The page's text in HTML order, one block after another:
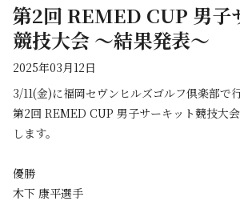
第2回 REMED CUP 男子
競技大会 〜結果発表〜
2025年03月12日
3/11(金)に福岡セヴンヒルズゴルフ倶楽部で
第2回 REMED CUP 男子サーキット競技大
します。
優勝
木下 康平選手